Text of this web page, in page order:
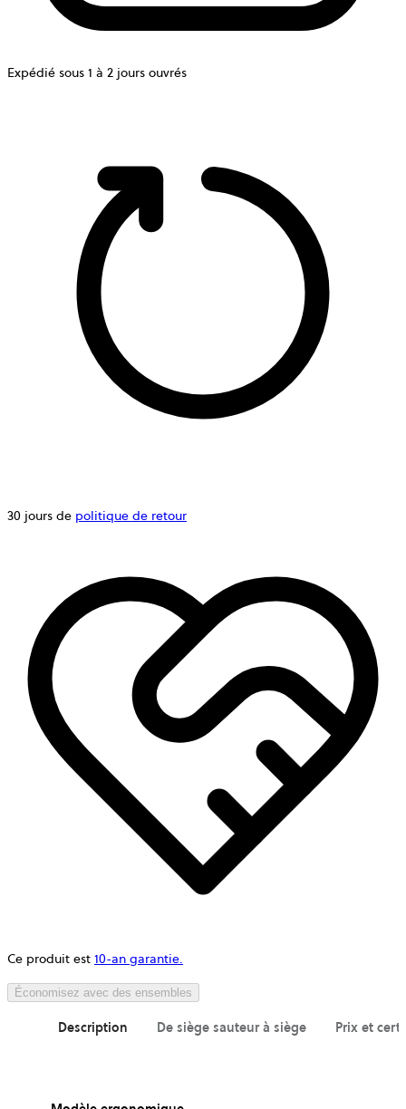
Expédié sous 1 à 2 jours ouvrés
30 jours de politique de retour
Ce produit est 10-an garantie.
Économisez avec des ensembles
Description De siège sauteur à siège Prix et